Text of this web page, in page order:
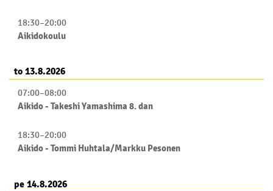
18:30–20:00
Aikidokoulu
to 13.8.2026
07:00–08:00
Aikido - Takeshi Yamashima 8. dan
18:30–20:00
Aikido - Tommi Huhtala/Markku Pesonen
pe 14.8.2026